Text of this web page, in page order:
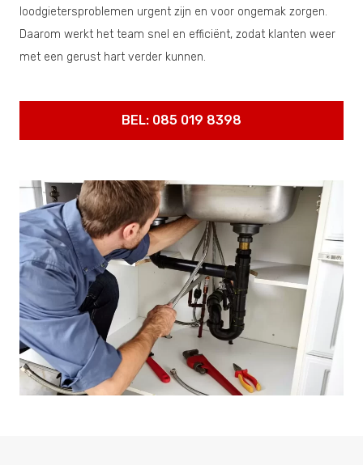
loodgietersproblemen urgent zijn en voor ongemak zorgen.
Daarom werkt het team snel en efficiënt, zodat klanten weer
met een gerust hart verder kunnen.
BEL: 085 019 8398